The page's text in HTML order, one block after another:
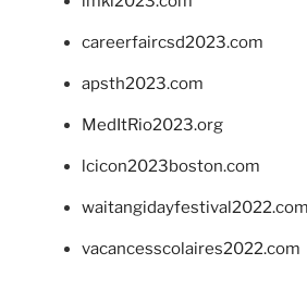
careerfaircsd2023.com
apsth2023.com
MedItRio2023.org
lcicon2023boston.com
waitangidayfestival2022.com
vacancesscolaires2022.com